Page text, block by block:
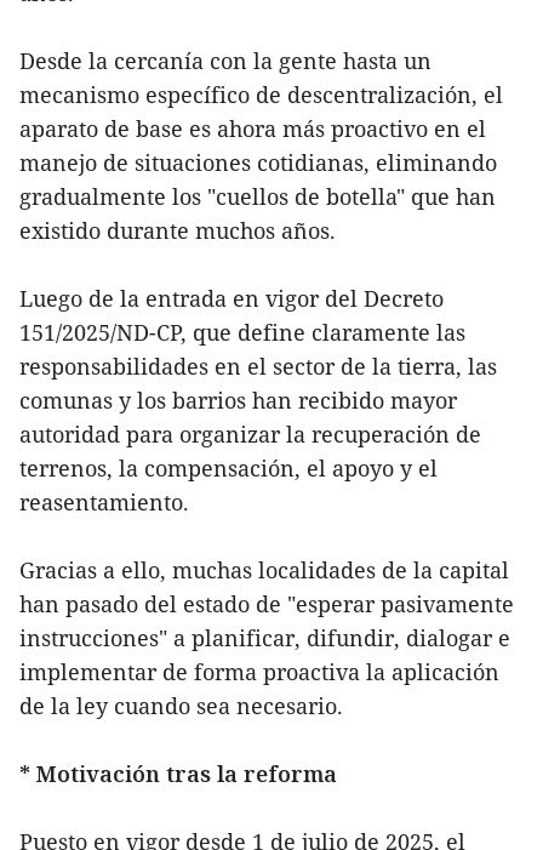
Desde la cercanía con la gente hasta un
mecanismo específico de descentralización, el
aparato de base es ahora más proactivo en el
manejo de situaciones cotidianas, eliminando
gradualmente los "cuellos de botella" que han
existido durante muchos años.
Luego de la entrada en vigor del Decreto
151/2025/ND-CP, que define claramente las
responsabilidades en el sector de la tierra, las
comunas y los barrios han recibido mayor
autoridad para organizar la recuperación de
terrenos, la compensación, el apoyo y el
reasentamiento.
Gracias a ello, muchas localidades de la capital
han pasado del estado de "esperar pasivamente
instrucciones" a planificar, difundir, dialogar e
implementar de forma proactiva la aplicación
de la ley cuando sea necesario.
* Motivación tras la reforma
Puesto en vigor desde 1 de julio de 2025, el